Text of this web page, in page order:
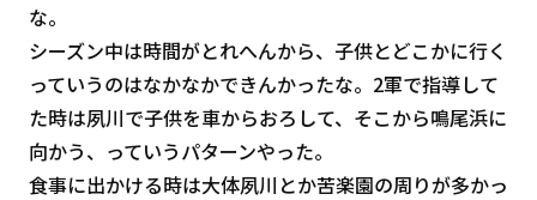
な。
シーズン中は時間がとれへんから、子供とどこかに行く
っていうのはなかなかできんかったな。2軍で指導して
た時は夙川で子供を車からおろして、そこから鳴尾浜に
向かう、っていうパターンやった。
食事に出かける時は大体夙川とか苦楽園の周りが多かっ